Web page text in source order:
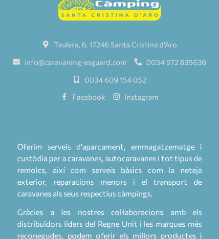
Teulera, 6. 17246 Santa Cristina d'Aro
info@caravaning-esguard.com
0034 972 835636
0034 609 154 052
Facebook
Instagram
Oferim serveis d'aparcament, emmagatzematge i
custòdia per a caravanes, autocaravanes i tot tipus de
remolcs, així com serveis bàsics com la neteja
exterior, reparacions menors i el transport de
caravanes als seus respectius càmpings.
Gràcies a les nostres col·laboracions amb els
distribuïdors líders del Regne Unit i les marques més
reconegudes, podem oferir els millors productes i